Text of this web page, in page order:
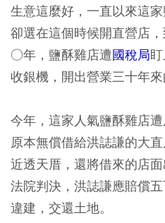
生意這麼好，一直以來這
卻選在這個時候開直營店
○年，鹽酥雞店遭國稅局
收銀機，開出營業三十年來
今年，這家人氣鹽酥雞店
原本無償借給洪誌謙的大
近透天厝，還將借來的店
法院判決，洪誌謙應賠償
違建，交還土地。